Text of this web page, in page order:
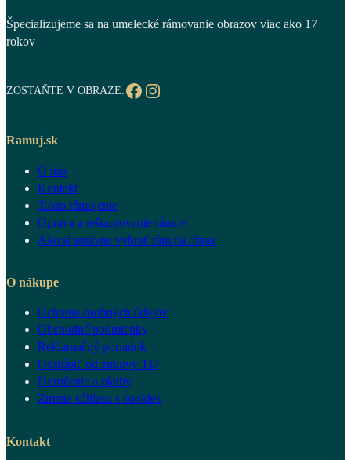
Špecializujeme sa na umelecké rámovanie obrazov viac ako 17
rokov
ZOSTAŇTE V OBRAZE:Facebook Instagram
Ramuj.sk
O nás
Kontakt
Takto rámujeme
Oprava a reštaurovanie rámov
Ako si správne vybrať rám na obraz
O nákupe
Ochrana osobných údajov
Obchodné podmienky
Reklamačný poriadok
Odstúpiť od zmluvy TU
Doručenie a platby
Zmena súhlasu s cookies
Kontakt